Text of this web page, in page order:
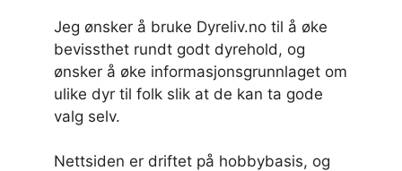
Jeg ønsker å bruke Dyreliv.no til å øke
bevissthet rundt godt dyrehold, og
ønsker å øke informasjonsgrunnlaget om
ulike dyr til folk slik at de kan ta gode
valg selv.
Nettsiden er driftet på hobbybasis, og